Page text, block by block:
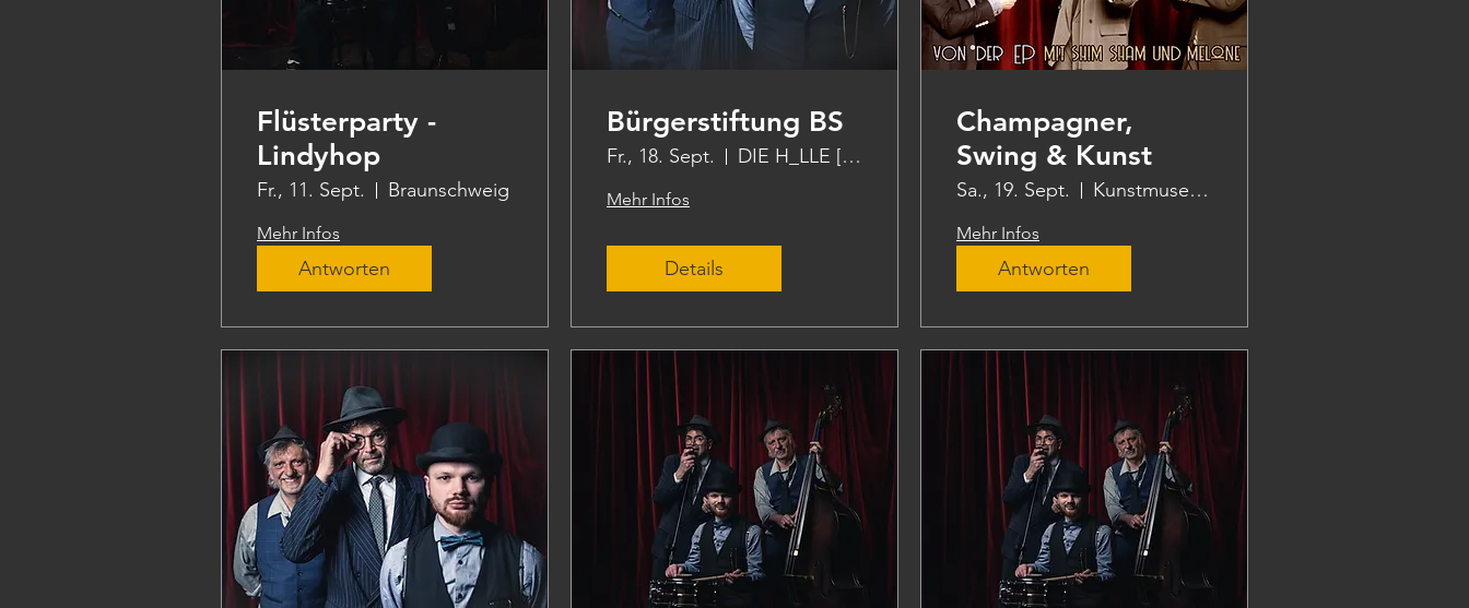
Flüsterparty -
Lindyhop
Fr., 11. Sept. Braunschweig
Mehr Infos
Antworten
Bürgerstiftung BS
Fr., 18. Sept. DIE H_LLE [die halle]
Mehr Infos
Details
Champagner,
Swing & Kunst
Sa., 19. Sept. Kunstmuseum Wolfsburg
Mehr Infos
Antworten